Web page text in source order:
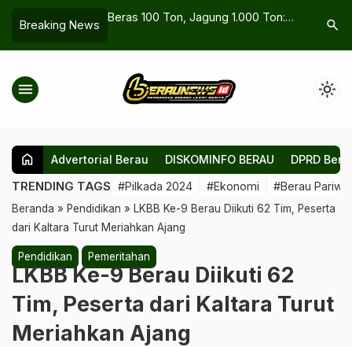
Breaking News
Ketepatan
Beras 100 Ton, Jagung 1.000 Ton:
Harga Pangan
Tingkat
68,09
search
menu light_mode
home Advertorial Berau DISKOMINFO BERAU DPRD
TRENDING TAGS #Pilkada 2024 #Ekonomi #Berau
Beranda » Pendidikan » ‎LKBB Ke-9 Berau Diikuti 62 Tim, Peserta
dari Kaltara Turut Meriahkan Ajang
Pendidikan Pemeritahan
‎LKBB Ke-9 Berau Diikuti 62
Tim, Peserta dari Kaltara Turut
Meriahkan Ajang